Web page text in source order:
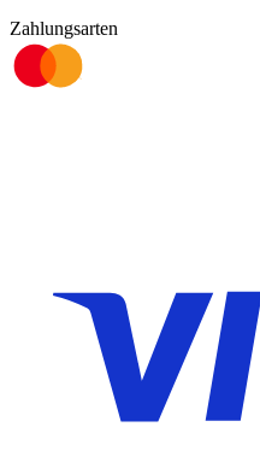
Zahlungsarten